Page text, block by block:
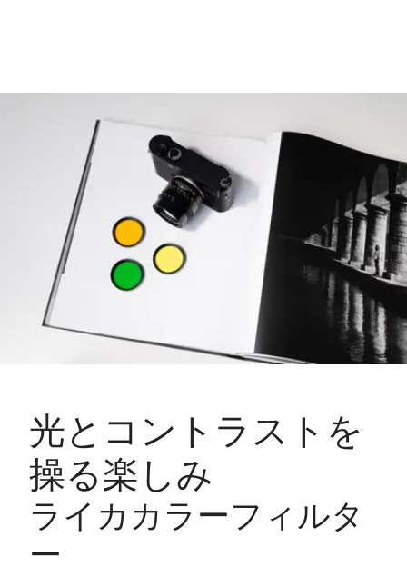
光とコントラストを
操る楽しみ
ライカカラーフィルタ
ー